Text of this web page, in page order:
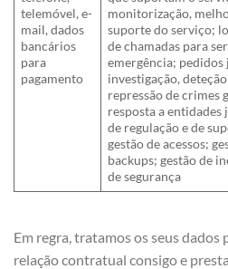
telemóvel, e-
mail, dados
bancários
para
pagamento
monitorização,
suporte do serviço;
de chamadas para
emergência; pedidos
investigação,
repressão de crimes
resposta a entidades
de regulação e de
gestão de acessos;
backups; gestão de
de segurança
Em regra, tratamos os seus dados
relação contratual consigo e